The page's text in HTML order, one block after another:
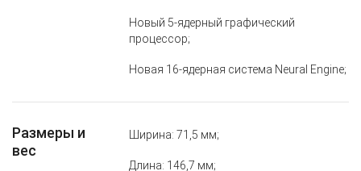
Новый 5‑ядерный графический
процессор;
Новая 16‑ядерная система Neural Engine;
Размеры и
вес
Ширина: 71,5 мм;
Длина: 146,7 мм;